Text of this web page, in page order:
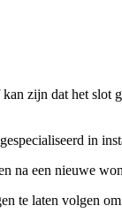
zijn dat het
in
na een nieuwe
te laten volgen